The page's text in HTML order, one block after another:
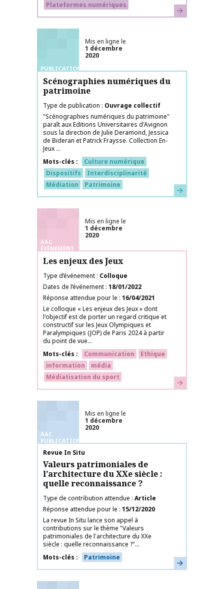
Plateformes numériques
En savoir plus
PUBLICATIONS
Mis en ligne le
1 décembre
2020
Scénographies numériques du
patrimoine
Type de publication
Ouvrage collectif
"Scénographies numériques du patrimoine"
paraît aux Editions Universitaires d'Avignon
sous la direction de Julie Deramond, Jessica
de Bideran et Patrick Fraysse. Collection En-
Jeux ...
Mots-clés
Culture numérique
Dispositifs
Interdisciplinarité
Médiation
Patrimoine En savoir plus
AAC
ÉVÉNEMENT
Mis en ligne le
1 décembre
2020
Les enjeux des Jeux
Type d’événement Colloque
Dates de l’événement 18/01/2022
Réponse attendue pour le 16/04/2021
Le colloque « Les enjeux des Jeux » dont
l'objectif est de porter un regard critique et
constructif sur les Jeux Olympiques et
Paralympiques (JOP) de Paris 2024 à partir
du point de vue...
Mots-clés
Communication
Ethique
information
média
Médiatisation du sport
En savoir plus
AAC
PUBLICATIONS
Mis en ligne le
1 décembre
2020
Nom de la publication
Revue In Situ
Valeurs patrimoniales de
l’architecture du XXe siècle :
quelle reconnaissance ?
Type de contribution attendue Article
Réponse attendue pour le 15/12/2020
La revue In Situ lance son appel à
contributions sur le thème "Valeurs
patrimoniales de l'architecture du XXe
siècle : quelle reconnaissance ?"...
Mots-clés
Patrimoine En savoir plus